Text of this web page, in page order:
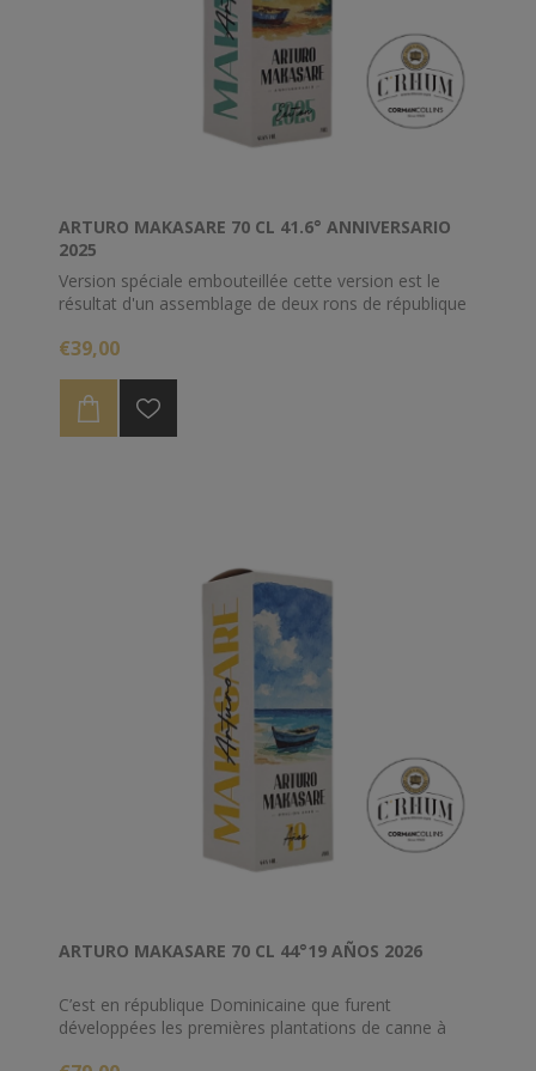
ARTURO MAKASARE 70 CL 41.6° ANNIVERSARIO
2025
Version spéciale embouteillée cette version est le
résultat d'un assemblage de deux rons de république
€39,00
ARTURO MAKASARE 70 CL 44°19 AÑOS 2026
C’est en république Dominicaine que furent
développées les premières plantations de canne à